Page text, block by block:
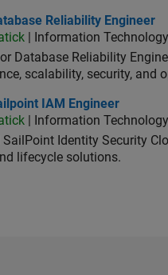
Reliability Engineer
Reliability Engineer
| Information
Database Reliability
scalability, security, and
IAM Engineer
IAM Engineer
| Information
SailPoint Identity Security
lifecycle solutions.